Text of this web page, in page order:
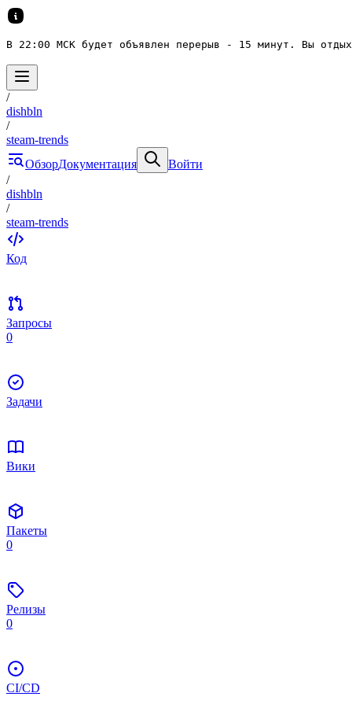
В 22:00 МСК будет объявлен перерыв - 15 минут. Вы
/
dishbln
/
steam-trends
ОбзорДокументация
Войти
/
dishbln
/
steam-trends
Код
Запросы
0
Задачи
Вики
Пакеты
0
Релизы
0
CI/CD